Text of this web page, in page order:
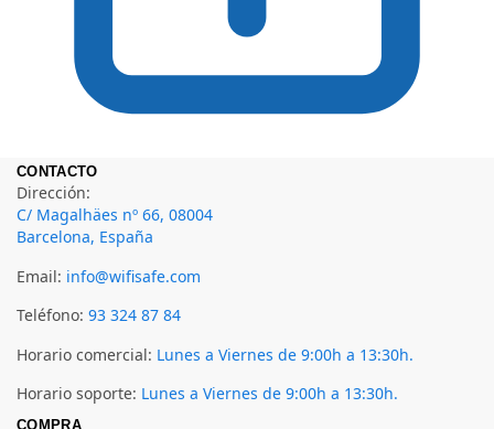
CONTACTO
Dirección:
C/ Magalhäes nº 66, 08004
Barcelona, España
Email: info@wifisafe.com
Teléfono: 93 324 87 84
Horario comercial: Lunes a Viernes de 9:00h a 13:30h.
Horario soporte: Lunes a Viernes de 9:00h a 13:30h.
COMPRA